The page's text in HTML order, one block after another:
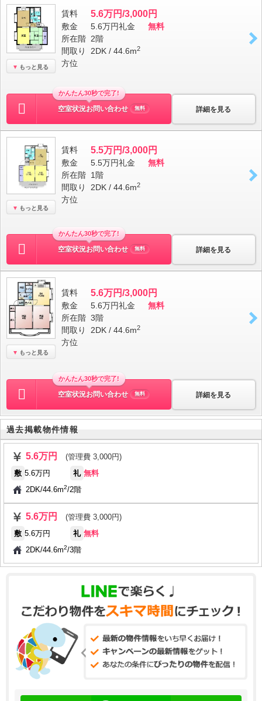
もっと見る
賃料 5.6万円/3,000円
敷金 5.6万円礼金
無料
所在階 2階
間取り
2DK / 44.6m2
方位
詳細を見る
かんたん30秒で完了!
空室状況お問い合わせ 無料
もっと見る
賃料 5.5万円/3,000円
敷金 5.5万円礼金
無料
所在階 1階
間取り
2DK / 44.6m2
方位
詳細を見る
かんたん30秒で完了!
空室状況お問い合わせ 無料
もっと見る
賃料 5.6万円/3,000円
敷金 5.6万円礼金
無料
所在階 3階
間取り
2DK / 44.6m2
方位
詳細を見る
かんたん30秒で完了!
空室状況お問い合わせ 無料
過去掲載物件情報
5.6万円
(管理費 3,000円)
敷 5.6万円 礼 無料
2DK/44.6m2/2階
5.6万円
(管理費 3,000円)
敷 5.6万円 礼 無料
2DK/44.6m2/3階